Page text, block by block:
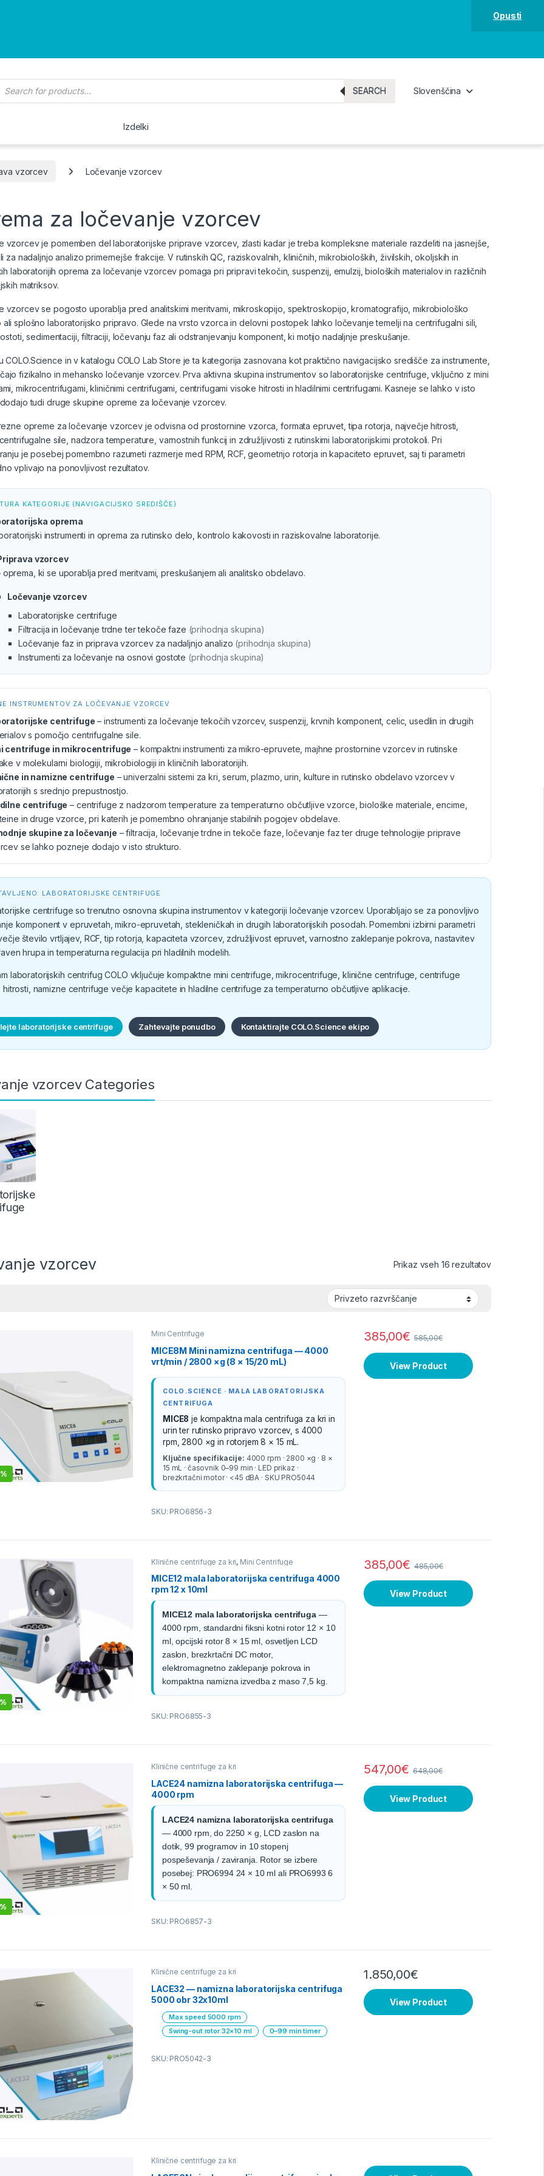
Opusti
SEARCH Slovenščina
Izdelki
vzorcev Ločevanje vzorcev
za ločevanje vzorcev
vzorcev je pomemben del laboratorijske priprave vzorcev, zlasti kadar je treba kompleksne materiale razdeliti na jasnejše,
za nadaljnjo analizo primernejše frakcije. V rutinskih QC, raziskovalnih, kliničnih, mikrobioloških, živilskih, okoljskih in
laboratorijih oprema za ločevanje vzorcev pomaga pri pripravi tekočin, suspenzij, emulzij, bioloških materialov in različnih
matriksov.
vzorcev se pogosto uporablja pred analitskimi meritvami, mikroskopijo, spektroskopijo, kromatografijo, mikrobiološko
splošno laboratorijsko pripravo. Glede na vrsto vzorca in delovni postopek lahko ločevanje temelji na centrifugalni sili,
sedimentaciji, filtraciji, ločevanju faz ali odstranjevanju komponent, ki motijo nadaljnje preskušanje.
COLO.Science in v katalogu COLO Lab Store je ta kategorija zasnovana kot praktično navigacijsko središče za instrumente,
fizikalno in mehansko ločevanje vzorcev. Prva aktivna skupina instrumentov so laboratorijske centrifuge, vključno z mini
mikrocentrifugami, kliničnimi centrifugami, centrifugami visoke hitrosti in hladilnimi centrifugami. Kasneje se lahko v isto
tudi druge skupine opreme za ločevanje vzorcev.
opreme za ločevanje vzorcev je odvisna od prostornine vzorca, formata epruvet, tipa rotorja, največje hitrosti,
sile, nadzora temperature, varnostnih funkcij in združljivosti z rutinskimi laboratorijskimi protokoli. Pri
je posebej pomembno razumeti razmerje med RPM, RCF, geometrijo rotorja in kapaciteto epruvet, saj ti parametri
vplivajo na ponovljivost rezultatov.
KATEGORIJE (NAVIGACIJSKO SREDIŠČE)
oprema
instrumenti in oprema za rutinsko delo, kontrolo kakovosti in raziskovalne laboratorije.
vzorcev
oprema, ki se uporablja pred meritvami, preskušanjem ali analitsko obdelavo.
Ločevanje vzorcev
Laboratorijske centrifuge
Filtracija in ločevanje trdne ter tekoče faze (prihodnja skupina)
Ločevanje faz in priprava vzorcev za nadaljnjo analizo (prihodnja skupina)
Instrumenti za ločevanje na osnovi gostote (prihodnja skupina)
INSTRUMENTOV ZA LOČEVANJE VZORCEV
centrifuge – instrumenti za ločevanje tekočih vzorcev, suspenzij, krvnih komponent, celic, usedlin in drugih
s pomočjo centrifugalne sile.
centrifuge in mikrocentrifuge – kompaktni instrumenti za mikro-epruvete, majhne prostornine vzorcev in rutinske
v molekularni biologiji, mikrobiologiji in kliničnih laboratorijih.
in namizne centrifuge – univerzalni sistemi za kri, serum, plazmo, urin, kulture in rutinsko obdelavo vzorcev v
s srednjo prepustnostjo.
centrifuge – centrifuge z nadzorom temperature za temperaturno občutljive vzorce, biološke materiale, encime,
in druge vzorce, pri katerih je pomembno ohranjanje stabilnih pogojev obdelave.
skupine za ločevanje – filtracija, ločevanje trdne in tekoče faze, ločevanje faz ter druge tehnologije priprave
se lahko pozneje dodajo v isto strukturo.
LABORATORIJSKE CENTRIFUGE
centrifuge so trenutno osnovna skupina instrumentov v kategoriji ločevanje vzorcev. Uporabljajo se za ponovljivo
komponent v epruvetah, mikro-epruvetah, stekleničkah in drugih laboratorijskih posodah. Pomembni izbirni parametri
število vrtljajev, RCF, tip rotorja, kapaciteta vzorcev, združljivost epruvet, varnostno zaklepanje pokrova, nastavitev
hrupa in temperaturna regulacija pri hladilnih modelih.
laboratorijskih centrifug COLO vključuje kompaktne mini centrifuge, mikrocentrifuge, klinične centrifuge, centrifuge
hitrosti, namizne centrifuge večje kapacitete in hladilne centrifuge za temperaturno občutljive aplikacije.
laboratorijske centrifuge Zahtevajte ponudbo Kontaktirajte COLO.Science ekipo
vzorcev Categories
vzorcev Prikaz vseh 16 rezultatov
Mini Centrifuge
MICE8M Mini namizna centrifuga — 4000
vrt/min / 2800 ×g (8 × 15/20 mL)
COLO.SCIENCE · MALA LABORATORIJSKA
CENTRIFUGA
MICE8 je kompaktna mala centrifuga za kri in
urin ter rutinsko pripravo vzorcev, s 4000
rpm, 2800 ×g in rotorjem 8 × 15 mL.
Ključne specifikacije: 4000 rpm · 2800 ×g · 8 ×
15 mL · časovnik 0–99 min · LED prikaz ·
brezkrtačni motor · <45 dBA · SKU PRO5044
SKU: PRO6856-3
385,00€ 585,00€
View Product
Klinične centrifuge za kri, Mini Centrifuge
MICE12 mala laboratorijska centrifuga 4000
rpm 12 x 10ml
MICE12 mala laboratorijska centrifuga—
4000 rpm, standardni fiksni kotni rotor 12 × 10
ml, opcijski rotor 8 × 15 ml, osvetljen LCD
zaslon, brezkrtačni DC motor,
elektromagnetno zaklepanje pokrova in
kompaktna namizna izvedba z maso 7,5 kg.
SKU: PRO6855-3
385,00€ 485,00€
View Product
Klinične centrifuge za kri
LACE24 namizna laboratorijska centrifuga —
4000 rpm
LACE24 namizna laboratorijska centrifuga
— 4000 rpm, do 2250 × g, LCD zaslon na
dotik, 99 programov in 10 stopenj
pospeševanja / zaviranja. Rotor se izbere
posebej: PRO6994 24 × 10 ml ali PRO6993 6
× 50 ml.
SKU: PRO6857-3
547,00€ 648,00€
View Product
Klinične centrifuge za kri
LACE32 — namizna laboratorijska centrifuga
5000 obr 32x10ml
Max speed 5000 rpm
Swing-out rotor 32×10 ml
0–99 min timer
SKU: PRO5042-3
1.850,00€
View Product
Klinične centrifuge za kri